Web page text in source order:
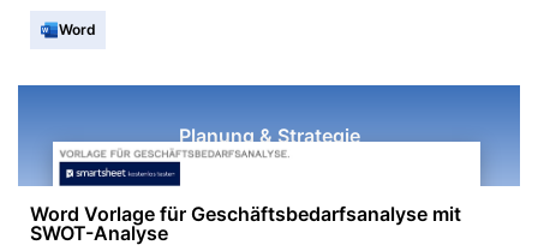
Word
Planung & Strategie
Word Vorlage für Geschäftsbedarfsanalyse mit
SWOT-Analyse